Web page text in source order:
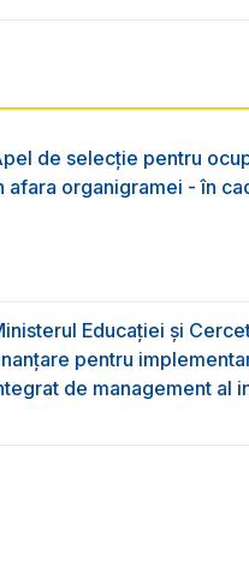
de selecție pentru
afara organigramei - în
Educației și
pentru
de management al